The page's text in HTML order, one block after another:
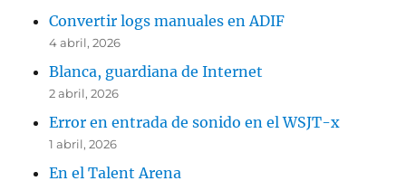
Convertir logs manuales en ADIF
4 abril, 2026
Blanca, guardiana de Internet
2 abril, 2026
Error en entrada de sonido en el WSJT-x
1 abril, 2026
En el Talent Arena